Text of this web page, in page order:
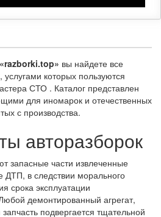
«razborki.top» вы найдете все
, услугами которых пользуются
СТО . Каталог представлен
для иномарок и отечественных
с производства.
авторазборок
запасные части извлеченные
ДТП, в следствии морального
срока эксплуатации
демонтированный агрегат,
подвергается тщательной